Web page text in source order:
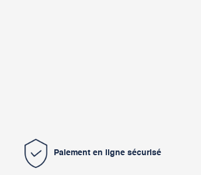
Paiement en ligne sécurisé